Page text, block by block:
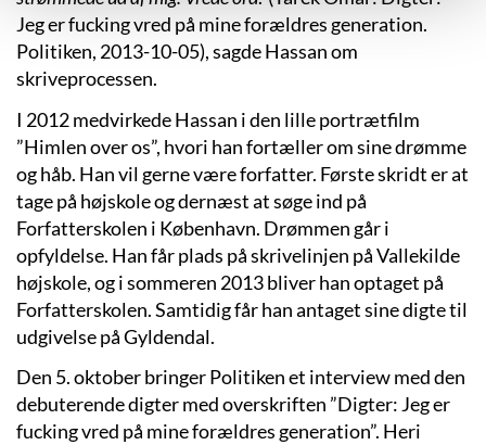
Jeg er fucking vred på mine forældres generation.
Politiken, 2013-10-05), sagde Hassan om
skriveprocessen.
I 2012 medvirkede Hassan i den lille portrætfilm
”Himlen over os”, hvori han fortæller om sine drømme
og håb. Han vil gerne være forfatter. Første skridt er at
tage på højskole og dernæst at søge ind på
Forfatterskolen i København. Drømmen går i
opfyldelse. Han får plads på skrivelinjen på Vallekilde
højskole, og i sommeren 2013 bliver han optaget på
Forfatterskolen. Samtidig får han antaget sine digte til
udgivelse på Gyldendal.
Den 5. oktober bringer Politiken et interview med den
debuterende digter med overskriften ”Digter: Jeg er
fucking vred på mine forældres generation”. Heri